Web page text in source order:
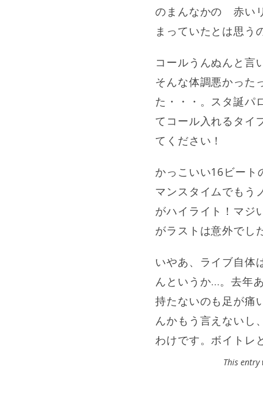
のまんなかの 赤い
まっていたとは思う
コールうんぬんと言
そんな体調悪かった
た・・・。スタ誕パ
てコール入れるタイ
てください！
かっこいい16ビート
マンスタイムでもう
がハイライト！マジ
がラストは意外でし
いやあ、ライブ自体
んというか…。去年
持たないのも足が痛
んかもう言えないし
わけです。ボイトレ
This entry